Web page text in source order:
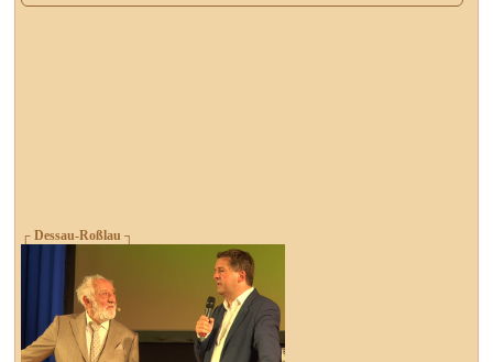
┌ Dessau-Roßlau ┐